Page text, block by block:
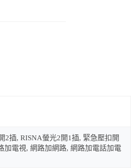
2插, RISNA螢光2開1插, 緊急壓扣開
加電視, 網路加網路, 網路加電話加電